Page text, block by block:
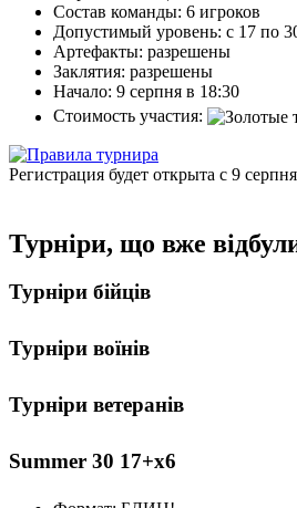
Состав команды: 6 игроков
Допустимый уровень: с 17 по
Артефакты: разрешены
Заклятия: разрешены
Начало: 9 серпня в 18:30
Стоимость участия:
Регистрация будет открыта с 9
Турніри, що вже
Турніри бійців
Турніри воїнів
Турніри ветеранів
Summer 30 17+х6